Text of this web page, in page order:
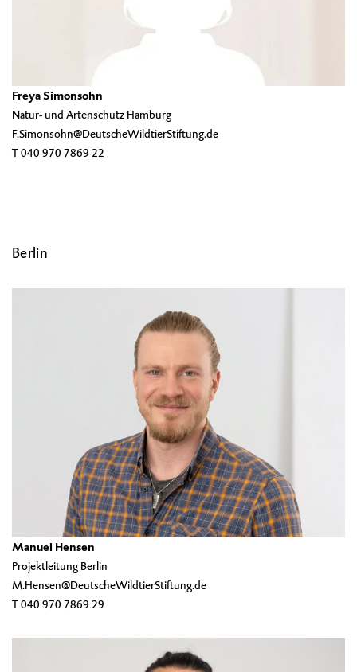
Freya Simonsohn
Natur- und Artenschutz Hamburg
F.Simonsohn@DeutscheWildtierStiftung.de
T 040 970 7869 22
Berlin
Manuel Hensen
Projektleitung Berlin
M.Hensen@DeutscheWildtierStiftung.de
T 040 970 7869 29